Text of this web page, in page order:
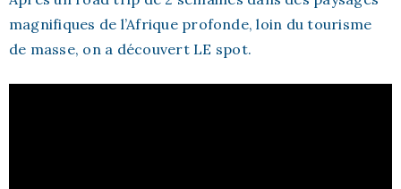
magnifiques de l’Afrique profonde, loin du tourisme
de masse, on a découvert LE spot.